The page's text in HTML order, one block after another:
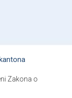
Zakona o